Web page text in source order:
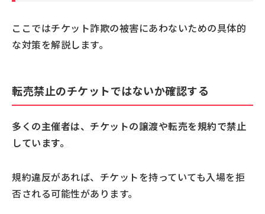
ここではチケット詐欺の被害にあわないための具体的
な対策を解説します。
転売禁止のチケットではないか確認する
多くの主催者は、チケットの譲渡や転売を規約で禁止
しています。
規約違反があれば、チケットを持っていても入場を拒
否される可能性があります。